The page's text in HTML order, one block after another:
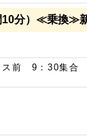
分）≪乗換≫
ス前 9：30集合